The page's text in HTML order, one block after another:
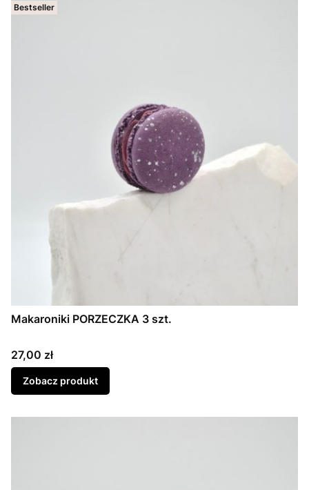
Bestseller
Makaroniki PORZECZKA 3 szt.
Cena
27,00 zł
Zobacz produkt